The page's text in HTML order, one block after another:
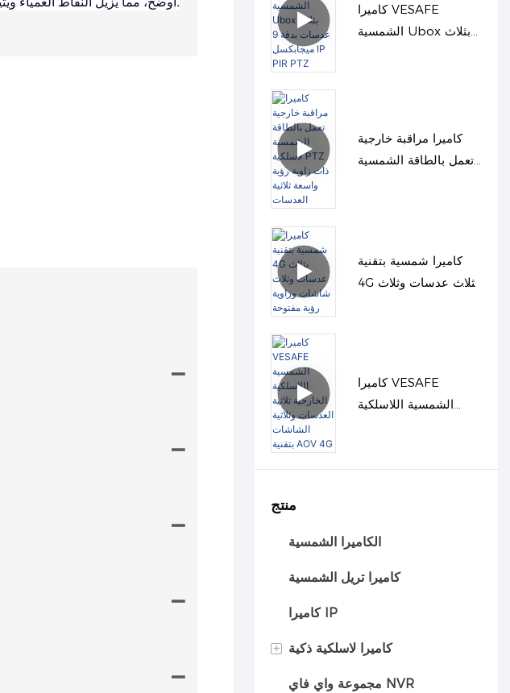
كاميرا VESAFE
الشمسية Ubox بثلاث
كاميرا مراقبة خارجية
تعمل بالطاقة الشمسية
كاميرا شمسية بتقنية
4G بثلاث عدسات وثلاث
كاميرا VESAFE
الشمسية اللاسلكية
AOV 4G
منتج
الكاميرا الشمسية
كاميرا تريل الشمسية
كاميرا IP
+ كاميرا لاسلكية ذكية
كاميرا السيارة مجموعة واي فاي NVR